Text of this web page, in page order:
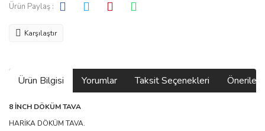
Ürün Paylaş :
Karşılaştır
Ürün Bilgisi Yorumlar Taksit Seçenekleri
8 İNCH DÖKÜM TAVA
HARİKA DÖKÜM TAVA.